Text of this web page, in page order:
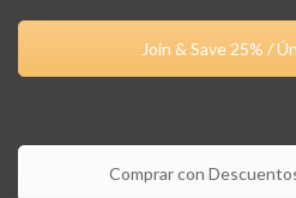
Join & Save 25% /
Comprar con